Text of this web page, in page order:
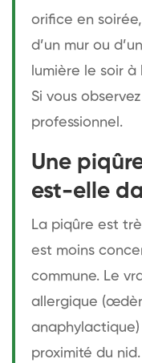
orifice en
d’un mur ou
lumière le soir
Si vous
professionnel.
Une
est-elle
La piqûre est
est moins
commune. Le
allergique
proximité du